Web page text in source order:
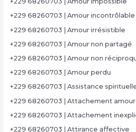
+229 68260703 | Amour incontrôlable
+229 68260703 | Amour irrésistible
+229 68260703 | Amour non partagé
+229 68260703 | Amour non
+229 68260703 | Amour perdu
+229 68260703 | Assistance
+229 68260703 | Attachement
+229 68260703 | Attachement
+229 68260703 | Attirance affective